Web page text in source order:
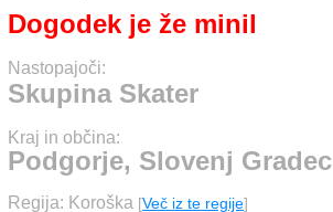
Dogodek je že minil
Nastopajoči:
Skupina Skater
Kraj in občina:
Podgorje, Slovenj Gradec
Regija: Koroška [Več iz te regije]